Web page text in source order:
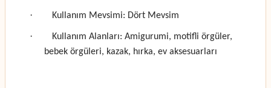
· Kullanım Mevsimi: Dört Mevsim
·
Kullanım Alanları: Amigurumi, motifli örgüler,
bebek örgüleri, kazak, hırka, ev aksesuarları